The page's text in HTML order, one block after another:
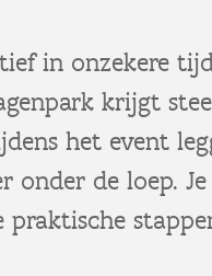
in onzekere
krijgt
het event
onder de loep.
praktische